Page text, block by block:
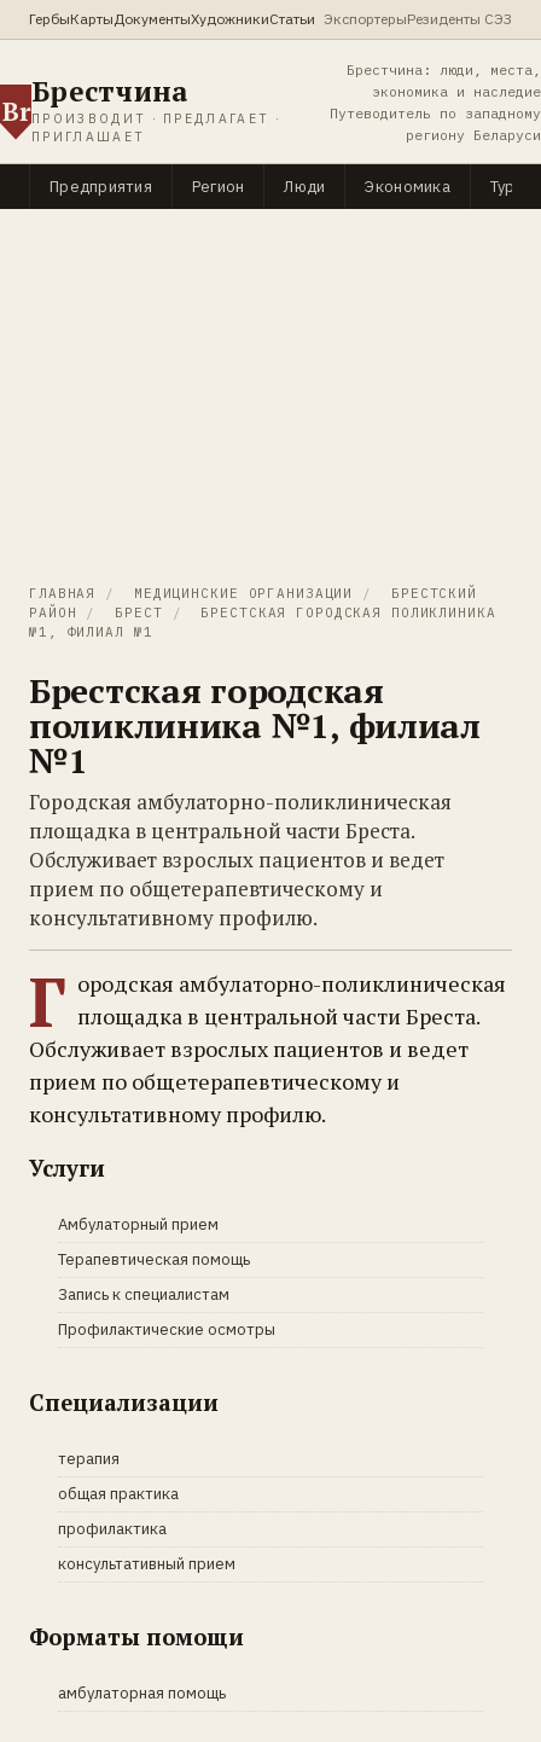
ГербыКартыДокументыХудожникиСтатьи ЭкспортерыРезиденты СЭЗ
Br
Брестчина
ПРОИЗВОДИТ · ПРЕДЛАГАЕТ ·
ПРИГЛАШАЕТ
Брестчина: люди, места,
экономика и наследие
Путеводитель по западному
региону Беларуси
Предприятия Регион Люди Экономика
ГЛАВНАЯ / МЕДИЦИНСКИЕ ОРГАНИЗАЦИИ /
БРЕСТСКИЙ
РАЙОН
/ БРЕСТ /
БРЕСТСКАЯ ГОРОДСКАЯ ПОЛИКЛИНИКА
№1, ФИЛИАЛ №1
Брестская городская
поликлиника №1, филиал
№1
Городская амбулаторно-поликлиническая
площадка в центральной части Бреста.
Обслуживает взрослых пациентов и ведет
прием по общетерапевтическому и
консультативному профилю.
Г ородская амбулаторно-поликлиническая
площадка в центральной части Бреста.
Обслуживает взрослых пациентов и ведет
прием по общетерапевтическому и
консультативному профилю.
Услуги
Амбулаторный прием
Терапевтическая помощь
Запись к специалистам
Профилактические осмотры
Специализации
терапия
общая практика
профилактика
консультативный прием
Форматы помощи
амбулаторная помощь